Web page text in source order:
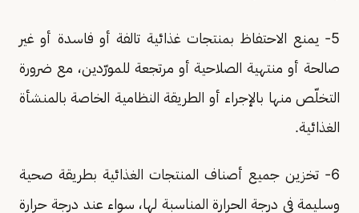
5- يمنع الاحتفاظ بمنتجات غذائية تالفة أو فاسدة أو غير
صالحة أو منتهية الصلاحية أو مرتجعة للمورّدين، مع ضرورة
التخلّص منها بالإجراء أو الطريقة النظامية الخاصة بالمنشأة
الغذائية.
6- تخزين جميع أصناف المنتجات الغذائية بطريقة صحية
وسليمة في درجة الحرارة المناسبة لها، سواء عند درجة حرارة